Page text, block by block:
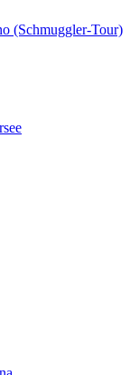
(Schmuggler-Tour)